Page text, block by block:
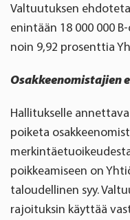
Valtuutuksen
enintään 18 000 000
noin 9,92 prosenttia
Osakkeenomistajien
Hallitukselle
poiketa
poikkeamiseen on
taloudellinen syy.
rajoituksin käyttää